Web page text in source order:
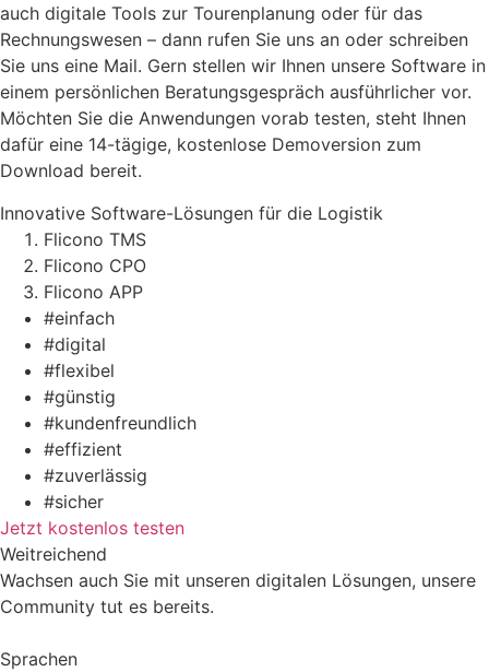
auch digitale Tools zur Tourenplanung oder für das
Rechnungswesen – dann rufen Sie uns an oder schreiben
Sie uns eine Mail. Gern stellen wir Ihnen unsere Software in
einem persönlichen Beratungsgespräch ausführlicher vor.
Möchten Sie die Anwendungen vorab testen, steht Ihnen
dafür eine 14-tägige, kostenlose Demoversion zum
Download bereit.
Innovative Software-Lösungen für die Logistik
Flicono TMS
Flicono CPO
Flicono APP
#einfach
#digital
#flexibel
#günstig
#kundenfreundlich
#effizient
#zuverlässig
#sicher
Jetzt kostenlos testen
Weitreichend
Wachsen auch Sie mit unseren digitalen Lösungen, unsere
Community tut es bereits.
Sprachen